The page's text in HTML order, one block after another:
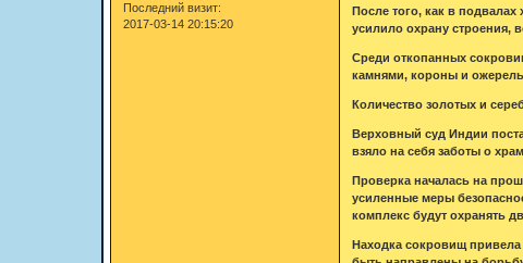
Последний визит:
2017-03-14 20:15:20
После того, как в
усилило охрану строения,
Среди откопанных
камнями, короны и
Количество золотых и
Верховный суд Индии
взяло на себя заботы о
Проверка началась на
усиленные меры
комплекс будут охранять
Находка сокровищ привела